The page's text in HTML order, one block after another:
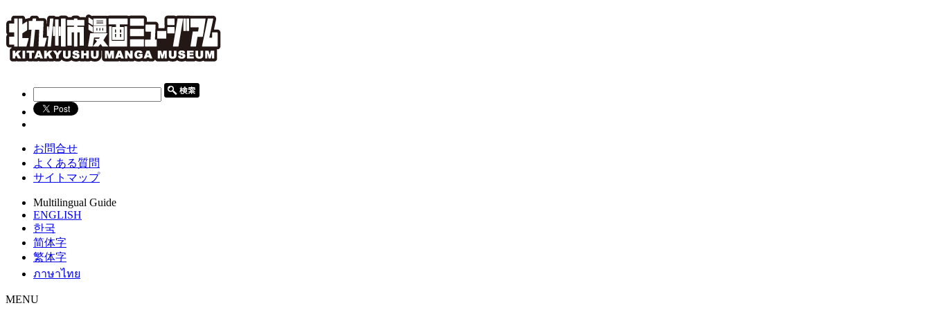
お問合せ
よくある質問
サイトマップ
Multilingual Guide
ENGLISH
한국
简体字
繁体字
ภาษาไทย
MENU